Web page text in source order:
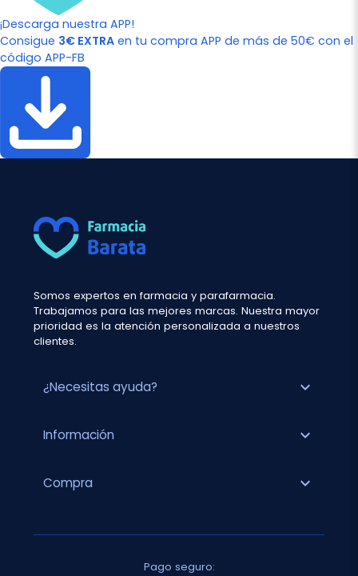
¡Descarga nuestra APP!
Consigue 3€ EXTRA en tu compra APP de más de 50€ con el
código APP-FB
Somos expertos en farmacia y parafarmacia.
Trabajamos para las mejores marcas. Nuestra mayor
prioridad es la atención personalizada a nuestros
clientes.
¿Necesitas ayuda? expand_more
Información expand_more
Compra expand_more
Pago seguro: